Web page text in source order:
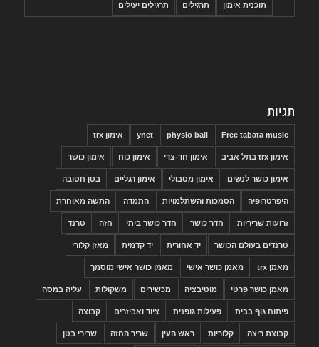
תוכנית אימון תרגילים תרגילים יעילים
תגיות
Free tabata music
physio ball
ynet אימון trx
אימון trx בתל אביב אימון חד-צדי אימון כוח אימון כושר
אימון כושר לנשים אימון מטבולי אימון רגליים בטן חטובה
היפרטרופיה הסמכות והשתלמויות התמדה התשה מאוחרת
זרועות שריריות חדר כושר חדר כושר ביתי חזה טרנד
טרנדים בעולם הכושר יד אחורית יד קדמית מאזן קלורי
מאמן trx מאמן כושר אישי מאמן כושר אישי מוסמך
מאמן כושר פרטי מוטיבציה מכשירים משקולות עליה במסה
פיתוח גוף בבית פעילות גופנית ציוד ואביזרים קבוצה
קבוצת ריצה קלוריות ראש העין שריר החזה שרירי בטן